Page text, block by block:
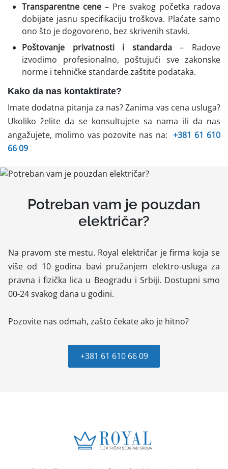
Transparentne cene – Pre svakog početka radova
dobijate jasnu specifikaciju troškova. Plaćate samo
ono što je dogovoreno, bez skrivenih stavki.
Poštovanje privatnosti i standarda– Radove
izvodimo profesionalno, poštujući sve zakonske
norme i tehničke standarde zaštite podataka.
Kako da nas kontaktirate?
Imate dodatna pitanja za nas? Zanima vas cena usluga?
Ukoliko želite da se konsultujete sa nama ili da nas
angažujete, molimo vas pozovite nas na: +381 61 610
66 09
Potreban vam je pouzdan
električar?
Na pravom ste mestu. Royal električar je firma koja se
više od 10 godina bavi pružanjem elektro-usluga za
pravna i fizička lica u Beogradu i Srbiji. Dostupni smo
00-24 svakog dana u godini.
Pozovite nas odmah, zašto čekate ako je hitno?
+381 61 610 66 09